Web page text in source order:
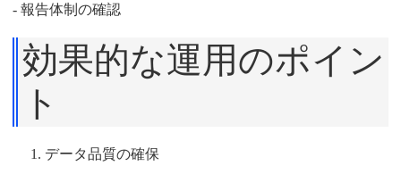
- 報告体制の確認
効果的な運用のポイン
ト
データ品質の確保